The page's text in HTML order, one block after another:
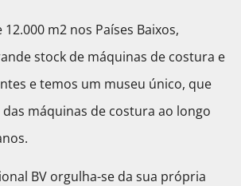
m2 nos Países Baixos,
stock de máquinas de costura e
e temos um museu único, que
máquinas de costura ao longo
BV orgulha-se da sua própria